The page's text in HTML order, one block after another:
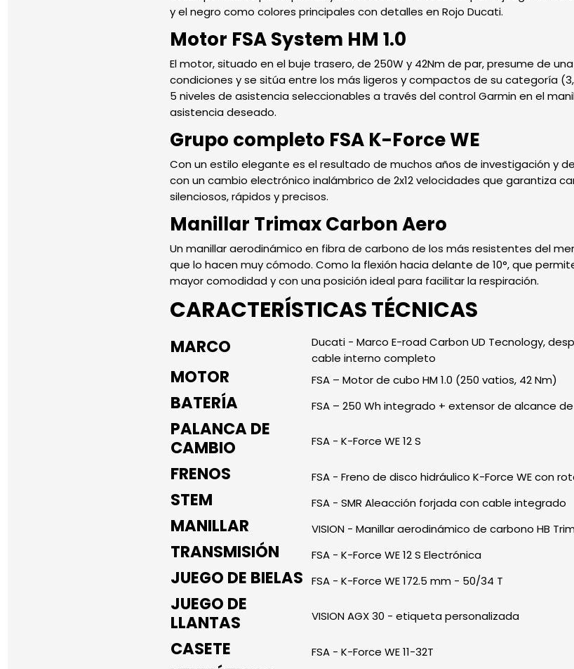
y el negro como colores principales con detalles en Rojo Ducati.
Motor FSA System HM 1.0
El motor, situado en el buje trasero, de 250W y 42Nm de par, presume de
condiciones y se sitúa entre los más ligeros y compactos de su categoría
5 niveles de asistencia seleccionables a través del control Garmin en el
asistencia deseado.
Grupo completo FSA K-Force WE
Con un estilo elegante es el resultado de muchos años de investigación y
con un cambio electrónico inalámbrico de 2x12 velocidades que garantiza
silenciosos, rápidos y precisos.
Manillar Trimax Carbon Aero
Un manillar aerodinámico en fibra de carbono de los más resistentes del
que lo hacen muy cómodo. Como la flexión hacia delante de 10°, que
mayor comodidad y con una posición ideal para facilitar la respiración.
CARACTERÍSTICAS TÉCNICAS
MARCO
Ducati - Marco E-road Carbon UD Tecnology,
cable interno completo
MOTOR FSA – Motor de cubo HM 1.0 (250 vatios, 42 Nm)
BATERÍA FSA – 250 Wh integrado + extensor de alcance
PALANCA DE
CAMBIO
FSA - K-Force WE 12 S
FRENOS FSA - Freno de disco hidráulico K-Force WE con
STEM FSA - SMR Aleacción forjada con cable integrado
MANILLAR VISION - Manillar aerodinámico de carbono HB
TRANSMISIÓN FSA - K-Force WE 12 S Electrónica
JUEGO DE BIELAS FSA - K-Force WE 172.5 mm - 50/34 T
JUEGO DE
LLANTAS
VISION AGX 30 - etiqueta personalizada
CASETE FSA - K-Force WE 11-32T